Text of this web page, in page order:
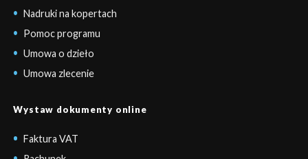
Nadruki na kopertach
Pomoc programu
Umowa o dzieło
Umowa zlecenie
Wystaw dokumenty online
Faktura VAT